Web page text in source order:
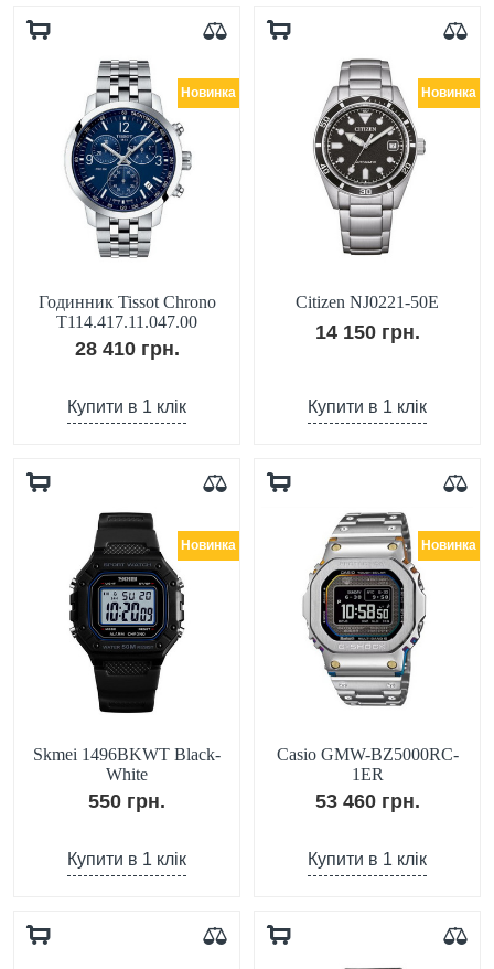
Новинка
Годинник Tissot Chrono
T114.417.11.047.00
28 410 грн.
Купити в 1 клік
Новинка
Citizen NJ0221-50E
14 150 грн.
Купити в 1 клік
Новинка
Skmei 1496BKWT Black-
White
550 грн.
Купити в 1 клік
Новинка
Casio GMW-BZ5000RC-
1ER
53 460 грн.
Купити в 1 клік